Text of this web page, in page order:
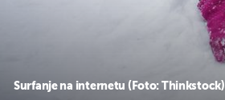
Surfanje na internetu (Foto: Thinkstock)